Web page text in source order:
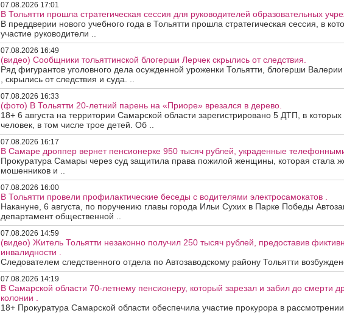
07.08.2026 17:01
В Тольятти прошла стратегическая сессия для руководителей образовательных
В преддверии нового учебного года в Тольятти прошла стратегическая сессия, в
участие руководители ..
07.08.2026 16:49
(видео) Сообщники тольяттинской блогерши Лерчек скрылись от следствия.
Ряд фигурантов уголовного дела осужденной уроженки Тольятти, блогерши
, скрылись от следствия и суда. ..
07.08.2026 16:33
(фото) В Тольятти 20-летний парень на «Приоре» врезался в дерево.
18+ 6 августа на территории Самарской области зарегистрировано 5 ДТП, в
человек, в том числе трое детей. Об ..
07.08.2026 16:17
В Самаре дроппер вернет пенсионерке 950 тысяч рублей, украденные
Прокуратура Самары через суд защитила права пожилой женщины, которая стала
мошенников и ..
07.08.2026 16:00
В Тольятти провели профилактические беседы с водителями электросамокатов .
Накануне, 6 августа, по поручению главы города Ильи Сухих в Парке Победы
департамент общественной ..
07.08.2026 14:59
(видео) Житель Тольятти незаконно получил 250 тысяч рублей, предоставив
инвалидности .
Следователем следственного отдела по Автозаводскому району Тольятти
07.08.2026 14:19
В Самарской области 70-летнему пенсионеру, который зарезал и забил до смерти
колонии .
18+ Прокуратура Самарской области обеспечила участие прокурора в